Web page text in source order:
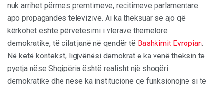
nuk arrihet përmes premtimeve, recitimeve parlamentare
apo propagandës televizive. Ai ka theksuar se ajo që
kërkohet është përvetësimi i vlerave themelore
demokratike, të cilat janë në qendër të Bashkimit Evropian.
Në këtë kontekst, ligjvënësi demokrat e ka vënë theksin te
pyetja nëse Shqipëria është realisht një shoqëri
demokratike dhe nëse ka institucione që funksionojnë si të